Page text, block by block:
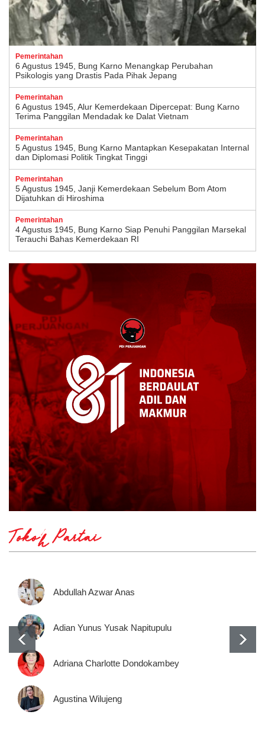
Pemerintahan
6 Agustus 1945, Bung Karno Menangkap Perubahan
Psikologis yang Drastis Pada Pihak Jepang
Pemerintahan
6 Agustus 1945, Alur Kemerdekaan Dipercepat: Bung Karno
Terima Panggilan Mendadak ke Dalat Vietnam
Pemerintahan
5 Agustus 1945, Bung Karno Mantapkan Kesepakatan Internal
dan Diplomasi Politik Tingkat Tinggi
Pemerintahan
5 Agustus 1945, Janji Kemerdekaan Sebelum Bom Atom
Dijatuhkan di Hiroshima
Pemerintahan
4 Agustus 1945, Bung Karno Siap Penuhi Panggilan Marsekal
Terauchi Bahas Kemerdekaan RI
Tokoh Partai
Abdullah Azwar Anas
Adian Yunus Yusak Napitupulu
Adriana Charlotte Dondokambey
Agustina Wilujeng